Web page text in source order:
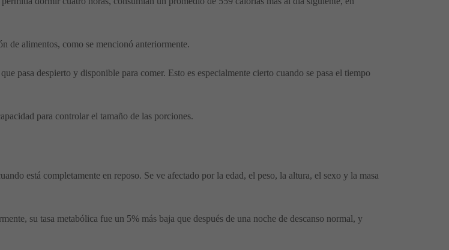
de alimentos, como se mencionó anteriormente.
pasa despierto y disponible para comer. Esto es especialmente cierto cuando se pasa el tiempo
para controlar el tamaño de las porciones.
está completamente en reposo. Se ve afectado por la edad, el peso, la altura, el sexo y la masa
su tasa metabólica fue un 5% más baja que después de una noche de descanso normal, y